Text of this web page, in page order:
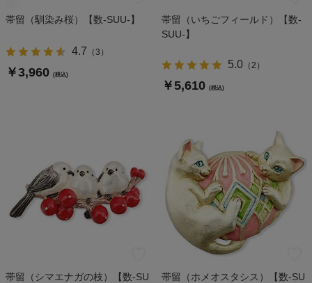
帯留（馴染み桜）【数-SUU-】
4.7 （3 ）
￥3,960 (税込)
帯留（いちごフィールド）【数-
SUU-】
5.0（2 ）
￥5,610 (税込)
帯留（シマエナガの枝）【数-SU
帯留（ホメオスタシス）【数-SU